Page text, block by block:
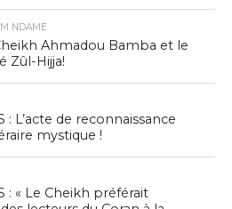
NDAME
Ahmadou Bamba et le
Zûl-Hijja!
: L’acte de reconnaissance
mystique !
: « Le Cheikh préférait